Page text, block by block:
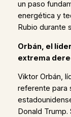
un paso
energética y
Rubio durante
Orbán, el
extrema
Viktor Orbán,
referente para
Donald